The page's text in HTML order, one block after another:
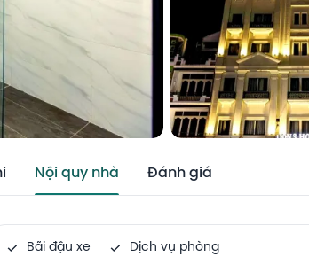
Nội quy nhà Đánh giá
Bãi đậu xe Dịch vụ phòng